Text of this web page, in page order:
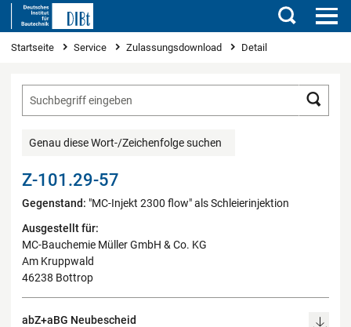
Suchen
Sie sind hier
Startseite Service Zulassungsdownload Detail
Genau diese Wort-/Zeichenfolge suchen
Z-101.29-57
Gegenstand: "MC-Injekt 2300 flow" als Schleierinjektion
Ausgestellt für:
MC-Bauchemie Müller GmbH & Co. KG
Am Kruppwald
46238 Bottrop
abZ+aBG Neubescheid